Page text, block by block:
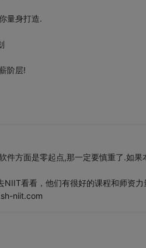
量身打造.
阶层!
件方面是零起点,那一定要慎重了.如
看看，他们有很好的课程和师资力
niit.com